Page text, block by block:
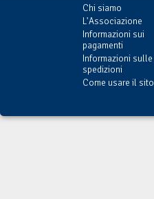
Chi siamo
L'Associazione
Informazioni sui
pagamenti
Informazioni sulle
spedizioni
Come usare il sito